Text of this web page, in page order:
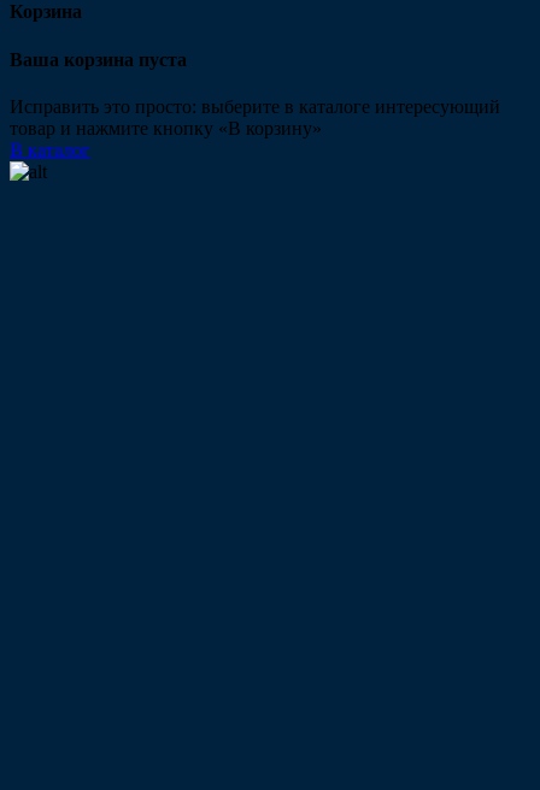
Корзина
Ваша корзина пуста
Исправить это просто: выберите в каталоге интересующий
товар и нажмите кнопку «В корзину»
В каталог